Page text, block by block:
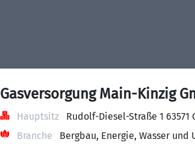
Gasversorgung Main-Kinzig
Hauptsitz
Rudolf-Diesel-Straße 1
Branche
Bergbau, Energie, Wasser und